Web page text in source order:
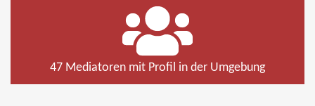
47 Mediatoren mit Profil in der Umgebung